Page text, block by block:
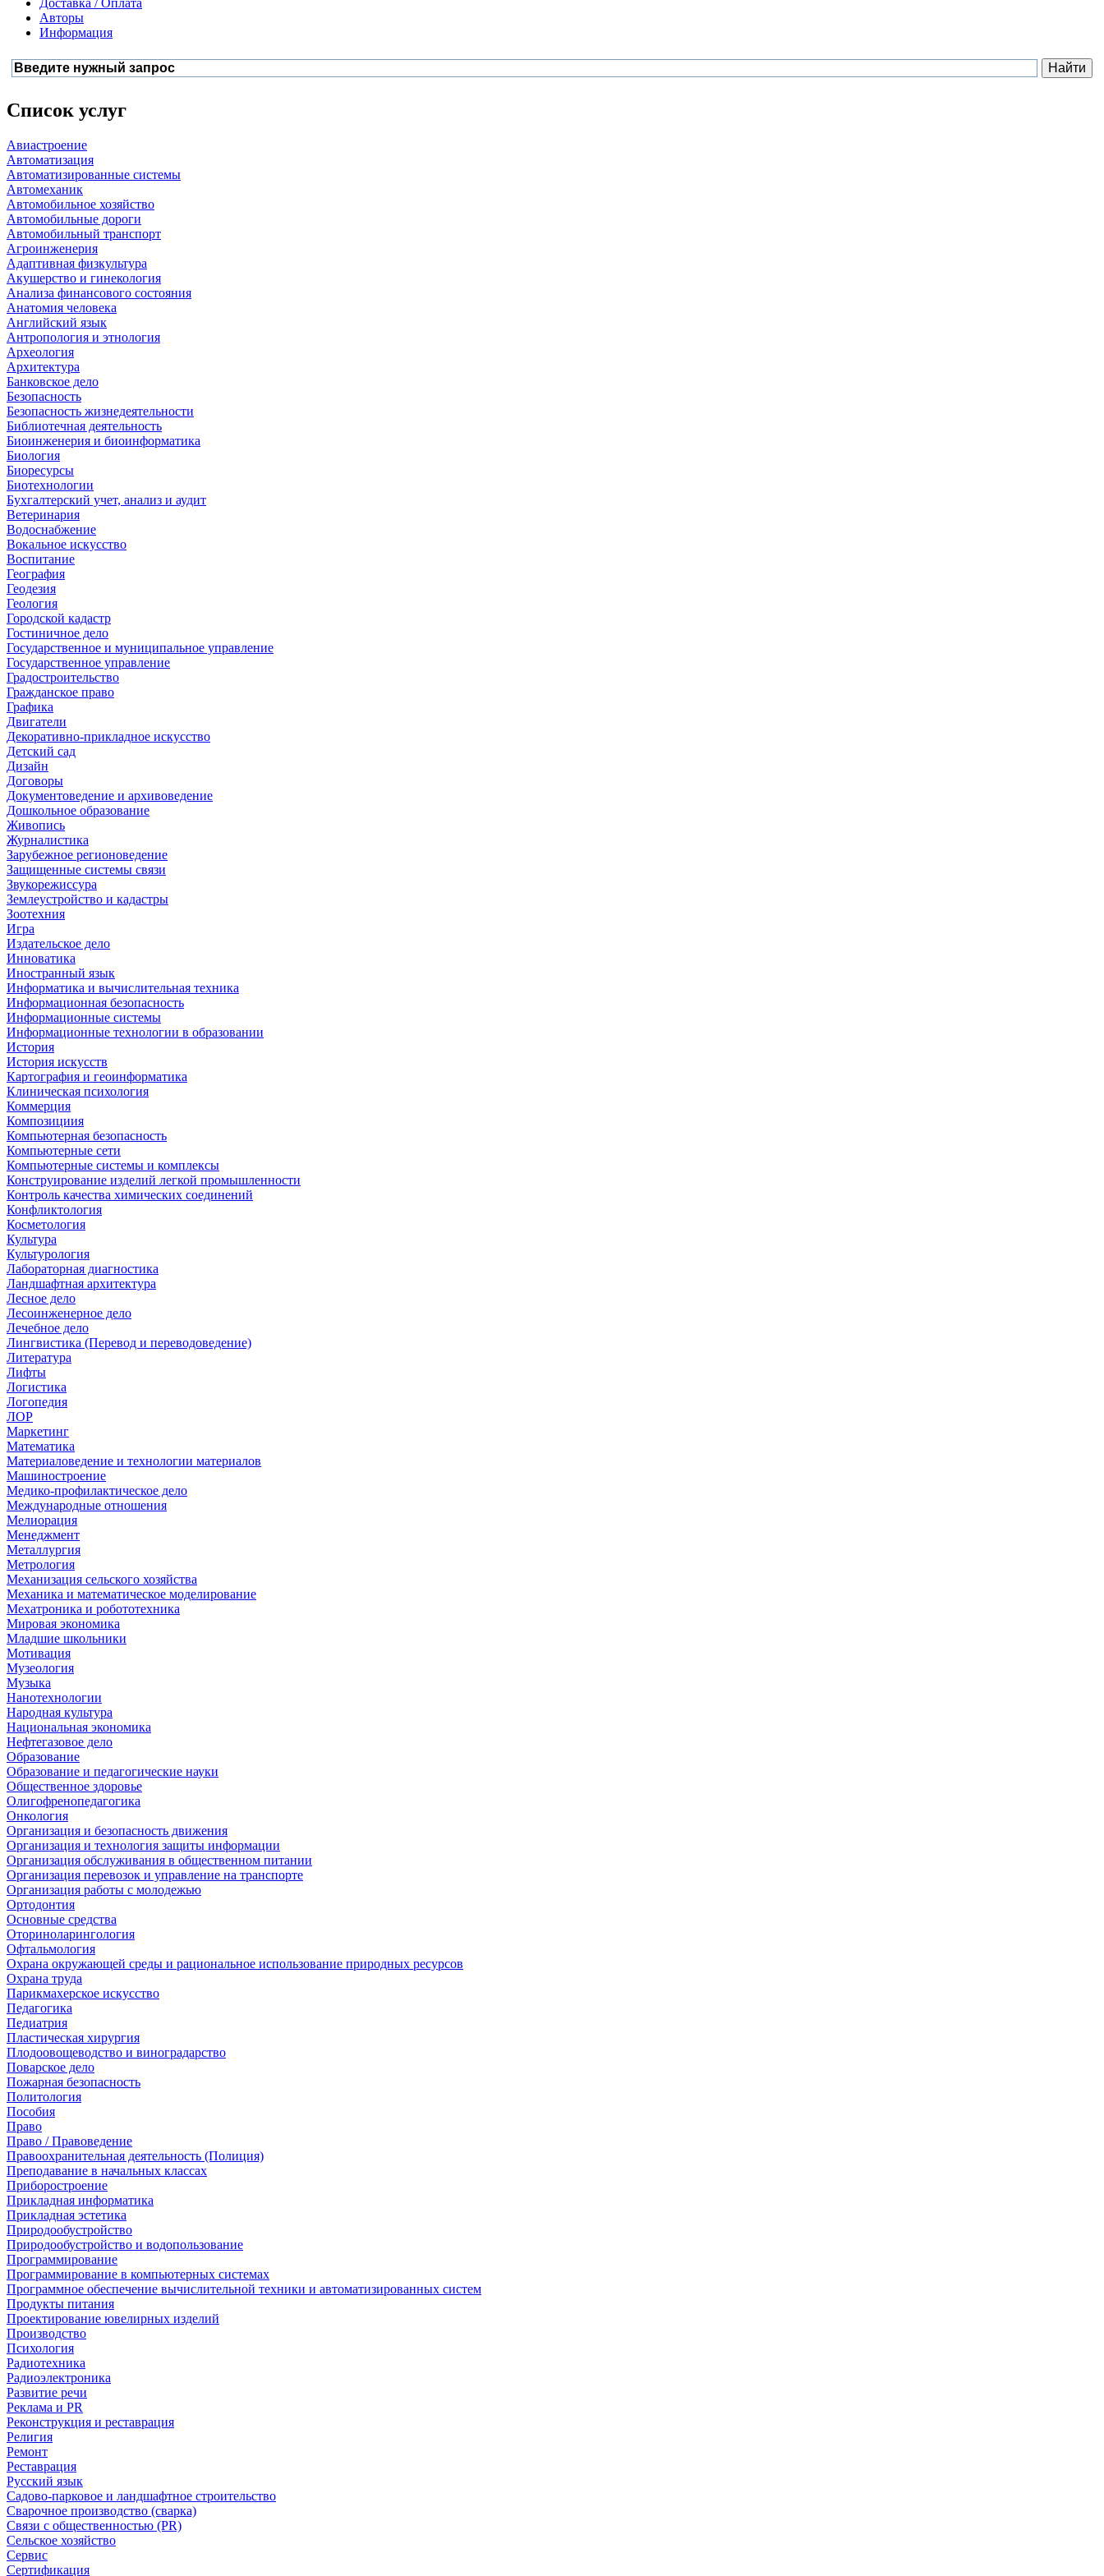
Доставка / Оплата
Авторы
Информация
Список услуг
Авиастроение
Автоматизация
Автоматизированные системы
Автомеханик
Автомобильное хозяйство
Автомобильные дороги
Автомобильный транспорт
Агроинженерия
Адаптивная физкультура
Акушерство и гинекология
Анализа финансового состояния
Анатомия человека
Английский язык
Антропология и этнология
Археология
Архитектура
Банковское дело
Безопасность
Безопасность жизнедеятельности
Библиотечная деятельность
Биоинженерия и биоинформатика
Биология
Биоресурсы
Биотехнологии
Бухгалтерский учет, анализ и аудит
Ветеринария
Водоснабжение
Вокальное искусство
Воспитание
География
Геодезия
Геология
Городской кадастр
Гостиничное дело
Государственное и муниципальное управление
Государственное управление
Градостроительство
Гражданское право
Графика
Двигатели
Декоративно-прикладное искусство
Детский сад
Дизайн
Договоры
Документоведение и архивоведение
Дошкольное образование
Живопись
Журналистика
Зарубежное регионоведение
Защищенные системы связи
Звукорежиссура
Землеустройство и кадастры
Зоотехния
Игра
Издательское дело
Инноватика
Иностранный язык
Информатика и вычислительная техника
Информационная безопасность
Информационные системы
Информационные технологии в образовании
История
История искусств
Картография и геоинформатика
Клиническая психология
Коммерция
Композициия
Компьютерная безопасность
Компьютерные сети
Компьютерные системы и комплексы
Конструирование изделий легкой промышленности
Контроль качества химических соединений
Конфликтология
Косметология
Культура
Культурология
Лабораторная диагностика
Ландшафтная архитектура
Лесное дело
Лесоинженерное дело
Лечебное дело
Лингвистика (Перевод и переводоведение)
Литература
Лифты
Логистика
Логопедия
ЛОР
Маркетинг
Математика
Материаловедение и технологии материалов
Машиностроение
Медико-профилактическое дело
Международные отношения
Мелиорация
Менеджмент
Металлургия
Метрология
Механизация сельского хозяйства
Механика и математическое моделирование
Мехатроника и робототехника
Мировая экономика
Младшие школьники
Мотивация
Музеология
Музыка
Нанотехнологии
Народная культура
Национальная экономика
Нефтегазовое дело
Образование
Образование и педагогические науки
Общественное здоровье
Олигофренопедагогика
Онкология
Организация и безопасность движения
Организация и технология защиты информации
Организация обслуживания в общественном питании
Организация перевозок и управление на транспорте
Организация работы с молодежью
Ортодонтия
Основные средства
Оториноларингология
Офтальмология
Охрана окружающей среды и рациональное использование природных ресурсов
Охрана труда
Парикмахерское искусство
Педагогика
Педиатрия
Пластическая хирургия
Плодоовощеводство и виноградарство
Поварское дело
Пожарная безопасность
Политология
Пособия
Право
Право / Правоведение
Правоохранительная деятельность (Полиция)
Преподавание в начальных классах
Приборостроение
Прикладная информатика
Прикладная эстетика
Природообустройство
Природообустройство и водопользование
Программирование
Программирование в компьютерных системах
Программное обеспечение вычислительной техники и автоматизированных систем
Продукты питания
Проектирование ювелирных изделий
Производство
Психология
Радиотехника
Радиоэлектроника
Развитие речи
Реклама и PR
Реконструкция и реставрация
Религия
Ремонт
Реставрация
Русский язык
Садово-парковое и ландшафтное строительство
Сварочное производство (сварка)
Связи с общественностью (PR)
Сельское хозяйство
Сервис
Сертификация